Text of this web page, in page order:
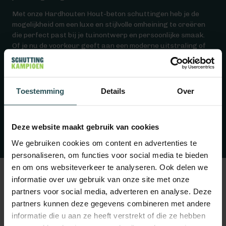
Toestemming Details Over
Deze website maakt gebruik van cookies
We gebruiken cookies om content en advertenties te
personaliseren, om functies voor social media te bieden
en om ons websiteverkeer te analyseren. Ook delen we
informatie over uw gebruik van onze site met onze
partners voor social media, adverteren en analyse. Deze
partners kunnen deze gegevens combineren met andere
informatie die u aan ze heeft verstrekt of die ze hebben
Met onze Hardhouten Hout-beton schuttingen heb je de
mogelijkheid om een luxe en stijlvolle omheining te creëren
die perfect past bij je tuinontwerp en persoonlijke smaak.
Of je nu de voorkeur geeft aan een moderne uitstraling of
een meer traditionele ambiance, deze schuttingen voegen
een vleugje luxe toe aan elke buitenruimte.
Hardhouten Hout-beton schuttingen. Transformeer je tuin
en geniet jarenlang van een prachtige en luxe omheining.
buitenruimte met onze Hardhouten Hout-beton
Montagewijze schuttingdelen